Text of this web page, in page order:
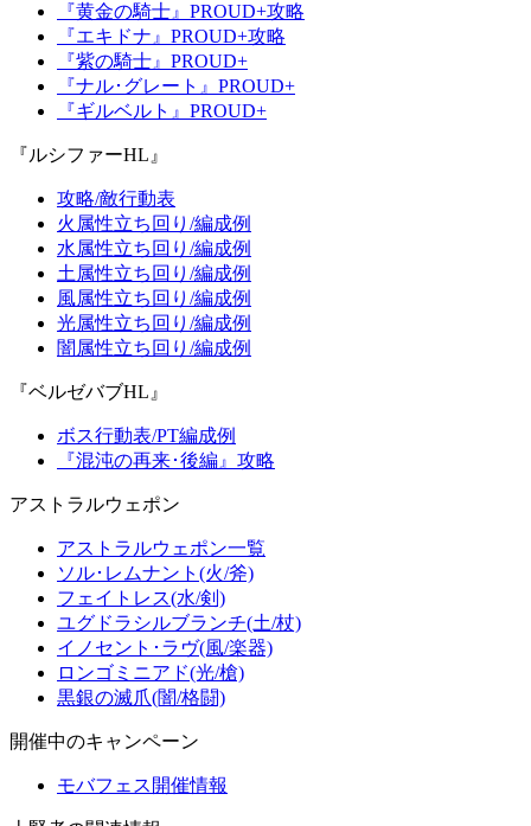
『黄金の騎士』PROUD+攻略
『エキドナ』PROUD+攻略
『紫の騎士』PROUD+
『ナル･グレート』PROUD+
『ギルベルト』PROUD+
『ルシファーHL』
攻略/敵行動表
火属性立ち回り/編成例
水属性立ち回り/編成例
土属性立ち回り/編成例
風属性立ち回り/編成例
光属性立ち回り/編成例
闇属性立ち回り/編成例
『ベルゼバブHL』
ボス行動表/PT編成例
『混沌の再来･後編』攻略
アストラルウェポン
アストラルウェポン一覧
ソル･レムナント(火/斧)
フェイトレス(水/剣)
ユグドラシルブランチ(土/杖)
イノセント･ラヴ(風/楽器)
ロンゴミニアド(光/槍)
黒銀の滅爪(闇/格闘)
開催中のキャンペーン
モバフェス開催情報